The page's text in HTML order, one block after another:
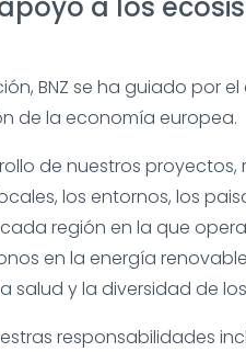
a los
BNZ se ha guiado por
de la economía europea.
de nuestros
los entornos, los
región en la que
en la energía
salud y la diversidad de
responsabilidades